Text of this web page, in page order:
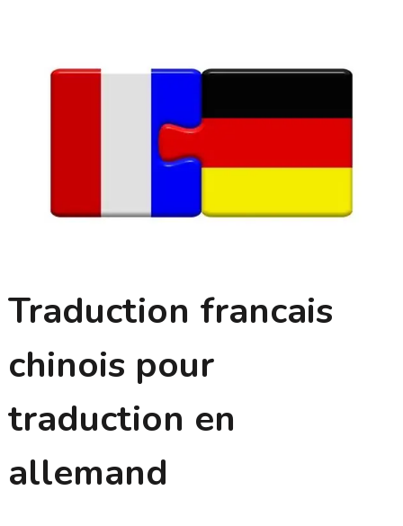
Traduction francais
chinois pour
traduction en
allemand